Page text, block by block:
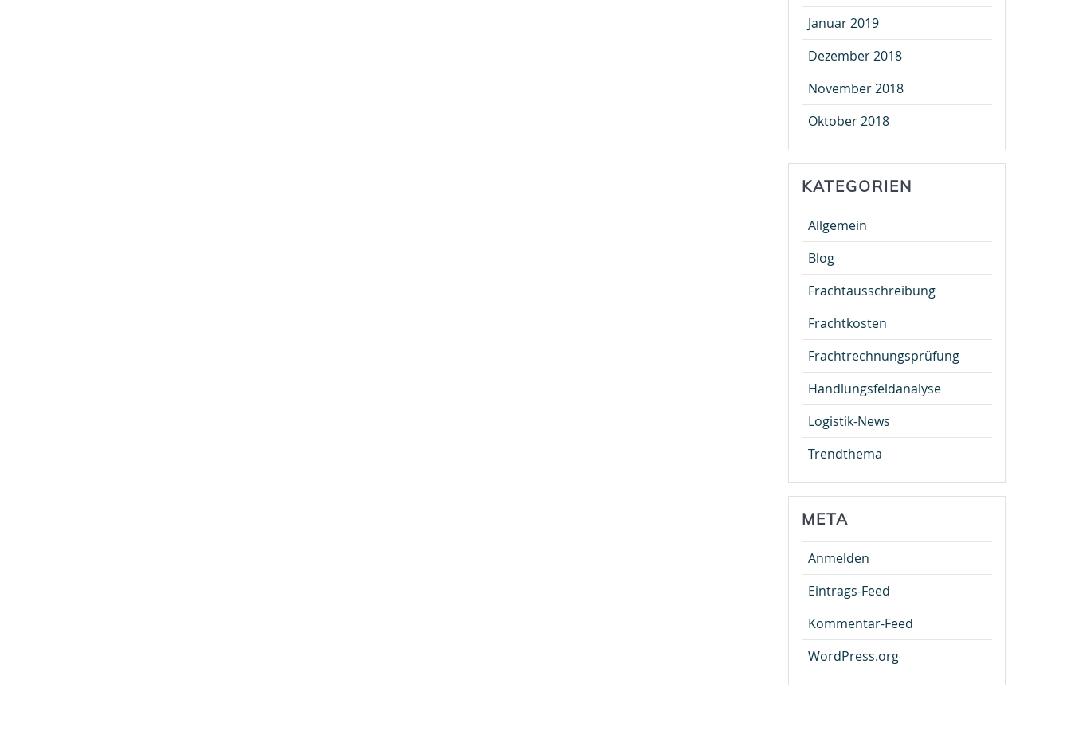
Januar 2019
Dezember 2018
November 2018
Oktober 2018
KATEGORIEN
Allgemein
Blog
Frachtausschreibung
Frachtkosten
Frachtrechnungsprüfung
Handlungsfeldanalyse
Logistik-News
Trendthema
META
Anmelden
Eintrags-Feed
Kommentar-Feed
WordPress.org